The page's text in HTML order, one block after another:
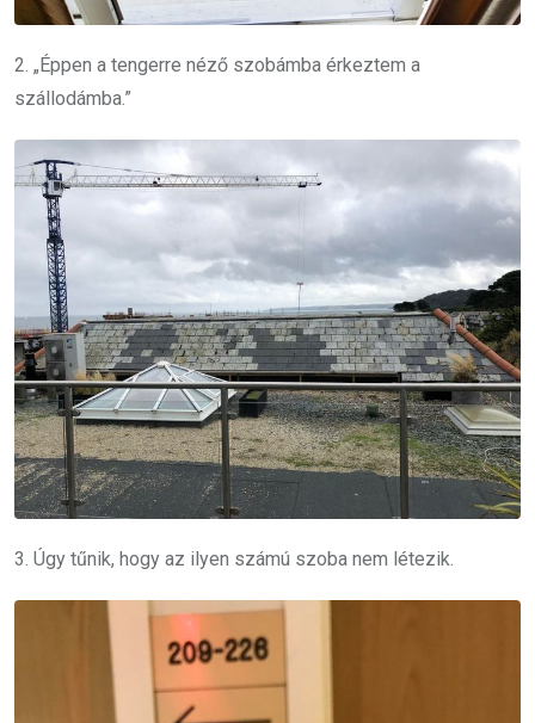
2. „Éppen a tengerre néző szobámba érkeztem a
szállodámba.”
3. Úgy tűnik, hogy az ilyen számú szoba nem létezik.